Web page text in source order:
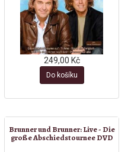
249,00 Kč
Do košíku
Brunner und Brunner: Live - Die
große Abschiedstournee DVD